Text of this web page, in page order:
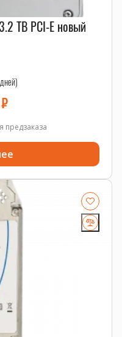
TB PCI-E новый
₽
предзаказа